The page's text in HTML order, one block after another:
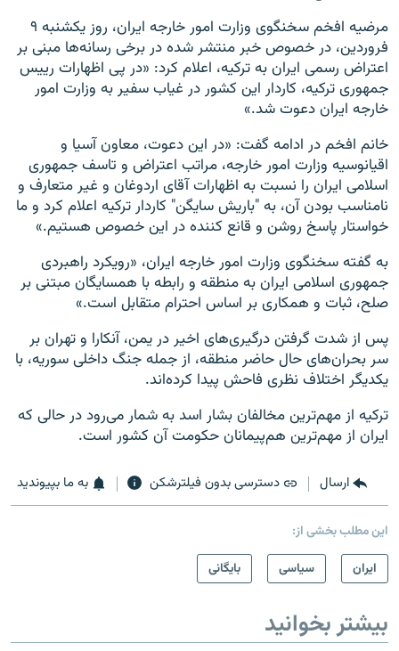
مرضیه افخم سخنگوی وزارت امور خارجه ایران، ‌روز یکشنبه ۹
فروردین،‌ در خصوص خبر منتشر شده در برخی رسانه‌ها مبنی بر
اعتراض رسمی ایران به ترکیه، اعلام کرد:‌ «در پی اظهارات رییس
جمهوری ترکیه، کاردار این کشور در غیاب سفیر به وزارت امور
خارجه ایران دعوت شد.»
خانم افخم در ادامه گفت: «در این دعوت، معاون آسیا و
اقیانوسیه وزارت امور خارجه، مراتب اعتراض و تاسف جمهوری
اسلامی ایران را نسبت به اظهارات آقای اردوغان و غیر متعارف و
نامناسب بودن آن، به "باریش سایگن" کاردار ترکیه اعلام کرد و ما
خواستار پاسخ روشن و قانع کننده در این خصوص هستیم.»
به گفته سخنگوی وزارت امور خارجه ایران،‌ «رویکرد راهبردی
جمهوری اسلامی ایران به منطقه و رابطه با همسایگان مبتنی بر
صلح، ثبات و همکاری بر اساس احترام متقابل است.»
پس از شدت گرفتن درگيری‌های اخير در يمن، آنکارا و تهران بر
سر بحران‌های حال حاضر منطقه، از جمله جنگ داخلی سوريه، با
يکديگر اختلاف نظری فاحش پیدا کرده‌اند.
ترکيه از مهم‌ترين مخالفان بشار اسد به شمار می‌رود در حالی که
ايران از مهم‌ترين هم‌پيمانان حکومت آن کشور است.
ارسال دسترسی بدون فیلترشکن به ما بپیوندید
این مطلب بخشی از:
ايران
سیاسی بایگانی
بیشتر بخوانید